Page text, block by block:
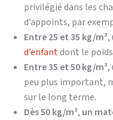
privilégié dans les
d’appoints, par
Entre 25 et 35 kg/m³,
d’enfantdont le
Entre 35 et 50 kg/m³,
peu plus important,
sur le long terme.
Dès 50 kg/m³, un